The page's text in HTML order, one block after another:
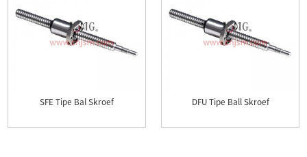
SFE Tipe Bal Skroef DFU Tipe Ball Skroef